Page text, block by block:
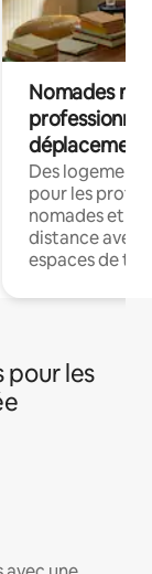
Nomades
déplacement
Des
pour les
nomades et
distance avec
espaces de
pour les